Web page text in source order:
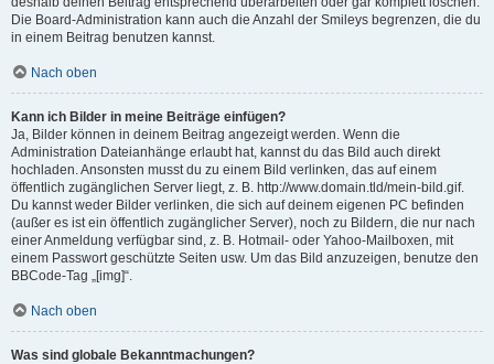
Die Board-Administration kann auch die Anzahl der Smileys begrenzen, die du
in einem Beitrag benutzen kannst.
Nach oben
Kann ich Bilder in meine Beiträge einfügen?
Ja, Bilder können in deinem Beitrag angezeigt werden. Wenn die
Administration Dateianhänge erlaubt hat, kannst du das Bild auch direkt
hochladen. Ansonsten musst du zu einem Bild verlinken, das auf einem
öffentlich zugänglichen Server liegt, z. B. http://www.domain.tld/mein-bild.gif.
Du kannst weder Bilder verlinken, die sich auf deinem eigenen PC befinden
(außer es ist ein öffentlich zugänglicher Server), noch zu Bildern, die nur nach
einer Anmeldung verfügbar sind, z. B. Hotmail- oder Yahoo-Mailboxen, mit
einem Passwort geschützte Seiten usw. Um das Bild anzuzeigen, benutze den
BBCode-Tag „[img]“.
Nach oben
Was sind globale Bekanntmachungen?